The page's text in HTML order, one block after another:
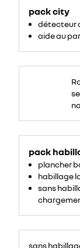
pack city
détecteur
aide au
pack
plancher
habillage
sans
sans